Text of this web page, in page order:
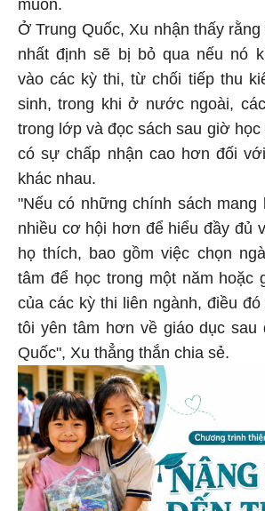
muốn.
Ở Trung Quốc, Xu nhận thấy
nhất định sẽ bị bỏ qua nếu nó
vào các kỳ thi, từ chối tiếp thu
sinh, trong khi ở nước ngoài,
trong lớp và đọc sách sau giờ
có sự chấp nhận cao hơn đối
khác nhau.
"Nếu có những chính sách mang
nhiều cơ hội hơn để hiểu đầy đủ
họ thích, bao gồm việc chọn
tâm để học trong một năm hoặc
của các kỳ thi liên ngành, điều
tôi yên tâm hơn về giáo dục sau
Quốc", Xu thẳng thắn chia sẻ.